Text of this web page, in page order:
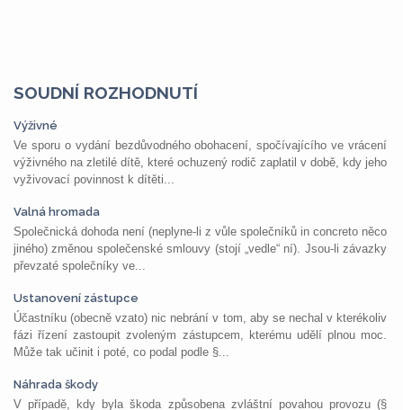
SOUDNÍ ROZHODNUTÍ
Výživné
Ve sporu o vydání bezdůvodného obohacení, spočívajícího ve vrácení
výživného na zletilé dítě, které ochuzený rodič zaplatil v době, kdy jeho
vyživovací povinnost k dítěti...
Valná hromada
Společnická dohoda není (neplyne-li z vůle společníků in concreto něco
jiného) změnou společenské smlouvy (stojí „vedle“ ní). Jsou-li závazky
převzaté společníky ve...
Ustanovení zástupce
Účastníku (obecně vzato) nic nebrání v tom, aby se nechal v kterékoliv
fázi řízení zastoupit zvoleným zástupcem, kterému udělí plnou moc.
Může tak učinit i poté, co podal podle §...
Náhrada škody
V případě, kdy byla škoda způsobena zvláštní povahou provozu (§